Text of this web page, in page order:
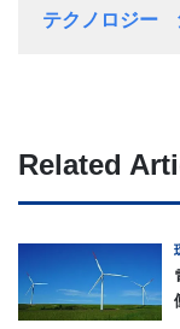
テクノロジー
Related